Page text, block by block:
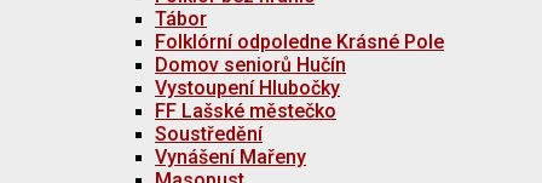
Tábor
Folklórní odpoledne Krásné Pole
Domov seniorů Hučín
Vystoupení Hlubočky
FF Lašské městečko
Soustředění
Vynášení Mařeny